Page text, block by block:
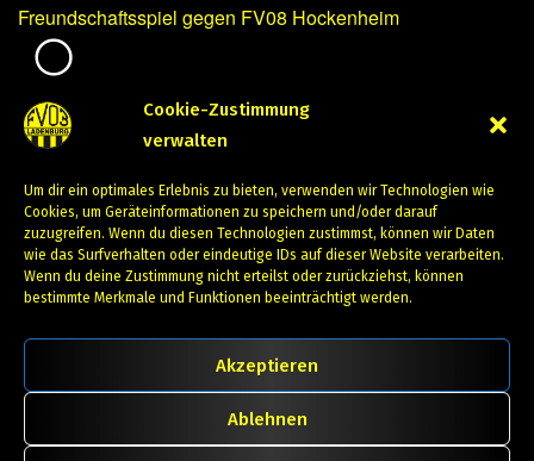
Cookie-Zustimmung
verwalten
Um dir ein optimales Erlebnis zu bieten, verwenden wir Technologien wie
Cookies, um Geräteinformationen zu speichern und/oder darauf
zuzugreifen. Wenn du diesen Technologien zustimmst, können wir Daten
wie das Surfverhalten oder eindeutige IDs auf dieser Website verarbeiten.
Wenn du deine Zustimmung nicht erteilst oder zurückziehst, können
bestimmte Merkmale und Funktionen beeinträchtigt werden.
Akzeptieren
Ablehnen
Freundschaftsspiel gegen FV08 Hockenheim
Juli 27, 2023
PREVIOUS